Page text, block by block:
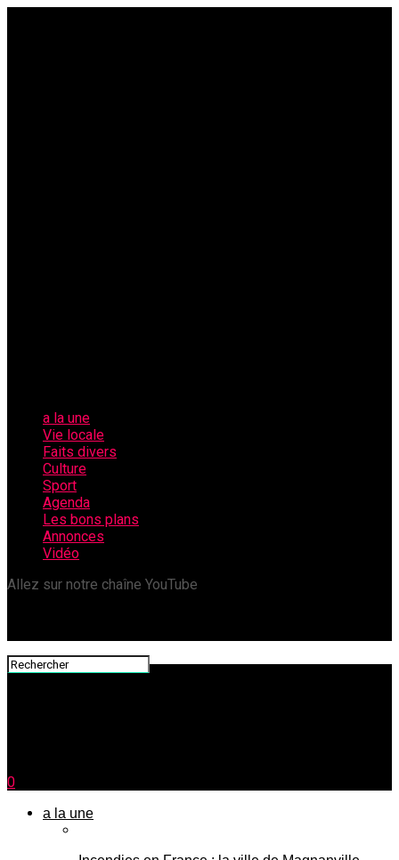
a la une
Vie locale
Faits divers
Culture
Sport
Agenda
Les bons plans
Annonces
Vidéo
Allez sur notre chaîne YouTube
0
a la une